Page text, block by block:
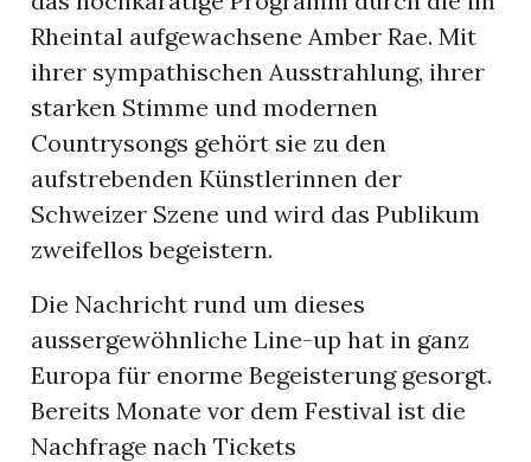
Rheintal aufgewachsene Amber Rae. Mit
ihrer sympathischen Ausstrahlung, ihrer
starken Stimme und modernen
Countrysongs gehört sie zu den
aufstrebenden Künstlerinnen der
Schweizer Szene und wird das Publikum
zweifellos begeistern.
Die Nachricht rund um dieses
aussergewöhnliche Line-up hat in ganz
Europa für enorme Begeisterung gesorgt.
Bereits Monate vor dem Festival ist die
Nachfrage nach Tickets